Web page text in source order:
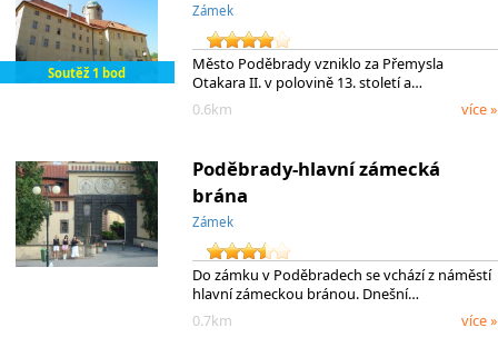
Soutěž 1 bod
Zámek
Město Poděbrady vzniklo za Přemysla
Otakara II. v polovině 13. století a…
0.6km
více »
Poděbrady-hlavní zámecká
brána
Zámek
Do zámku v Poděbradech se vchází z náměstí
hlavní zámeckou bránou. Dnešní…
0.7km
více »